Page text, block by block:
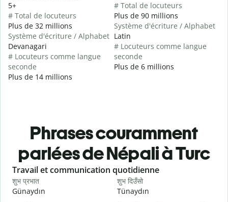
5+
# Total de locuteurs
Plus de 32 millions
Système d'écriture / Alphabet
Devanagari
# Locuteurs comme langue
seconde
Plus de 14 millions
# Total de locuteurs
Plus de 90 millions
Système d'écriture / Alphabet
Latin
# Locuteurs comme langue
seconde
Plus de 6 millions
Phrases couramment
parlées de Népali à Turc
Slide 1 of 6
Travail et communication quotidienne
शुभ प्रभात
Günaydın
शुभ दिउँसो
Tünaydın